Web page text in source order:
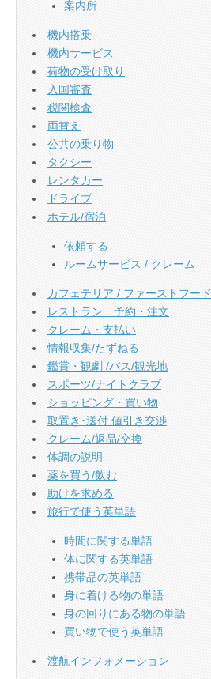
案内所
機内搭乗
機内サービス
荷物の受け取り
入国審査
税関検査
両替え
公共の乗り物
タクシー
レンタカー
ドライブ
ホテル/宿泊
依頼する
ルームサービス / クレーム
カフェテリア / ファーストフード
レストラン 予約・注文
クレーム・支払い
情報収集/たずねる
鑑賞・観劇 /バス/観光地
スポーツ/ナイトクラブ
ショッピング・買い物
取置き･送付 値引き交渉
クレーム/返品/交換
体調の説明
薬を買う/飲む
助けを求める
旅行で使う英単語
時間に関する単語
体に関する英単語
携帯品の英単語
身に着ける物の単語
身の回りにある物の単語
買い物で使う英単語
渡航インフォメーション